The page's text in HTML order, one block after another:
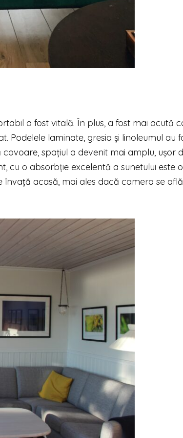
a fost vitală. În plus, a fost mai acută
Podelele laminate, gresia și linoleumul au
spațiul a devenit mai amplu, ușor
cu o absorbție excelentă a sunetului este o
acasă, mai ales dacă camera se